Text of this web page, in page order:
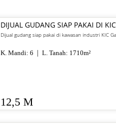
DIJUAL GUDANG SIAP PAKAI DI
Dijual gudang siap pakai di kawasan industri KIC
K. Mandi: 6 L. Tanah: 1710m²
12,5 M